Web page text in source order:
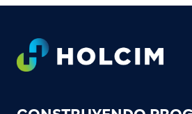
Footer